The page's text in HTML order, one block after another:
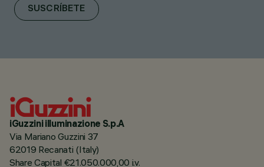
SUSCRÍBETE
iGuzzini illuminazione S.p.A
Via Mariano Guzzini 37
62019 Recanati (Italy)
Share Capital €21.050.000,00 i.v.